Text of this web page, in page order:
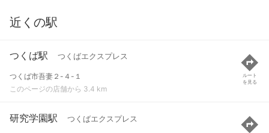
近くの駅
つくば駅 つくばエクスプレス
つくば市吾妻２-４-１
このページの店舗から 3.4 km
ルート
を見る
研究学園駅 つくばエクスプレス